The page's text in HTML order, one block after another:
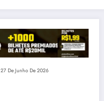
27 De Junho De 2026